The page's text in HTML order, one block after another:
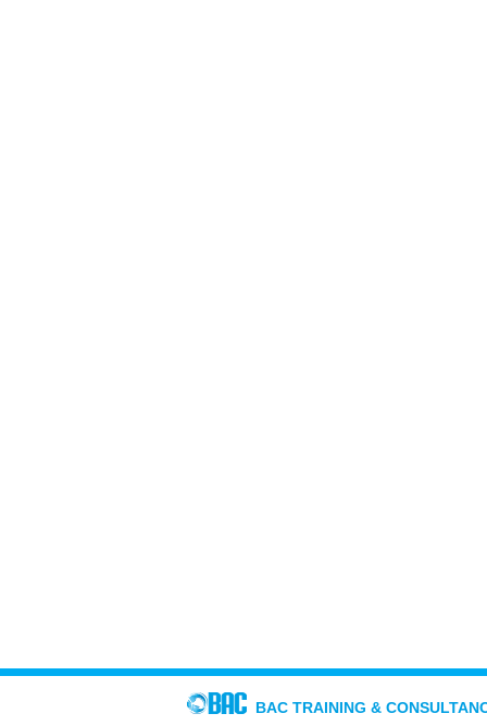
BAC TRAINING &